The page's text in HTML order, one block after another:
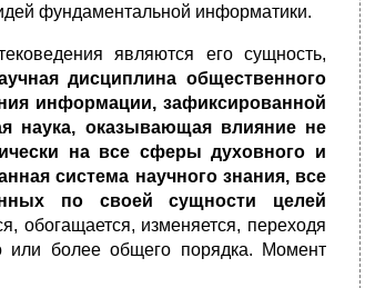
фундаментальной информатики.
являются его сущность,
дисциплина общественного
информации, зафиксированной
наука, оказывающая влияние не
на все сферы духовного и
система научного знания, все
по своей сущности целей
обогащается, изменяется, переходя
или более общего порядка. Момент